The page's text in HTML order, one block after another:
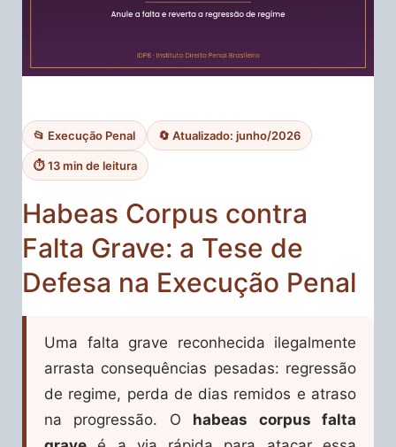
📂 Execução Penal 🔄 Atualizado: junho/2026
⏱ 13 min de leitura
Habeas Corpus contra
Falta Grave: a Tese de
Defesa na Execução Penal
Uma falta grave reconhecida ilegalmente
arrasta consequências pesadas: regressão
de regime, perda de dias remidos e atraso
na progressão. O habeas corpus falta